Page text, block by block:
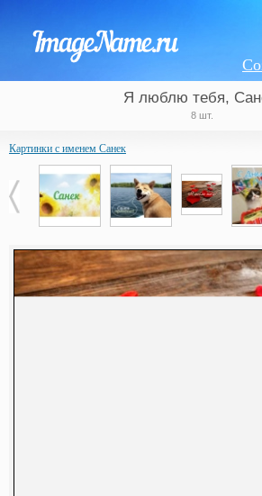
Я люблю тебя,
8 шт.
Картинки с именем Санек